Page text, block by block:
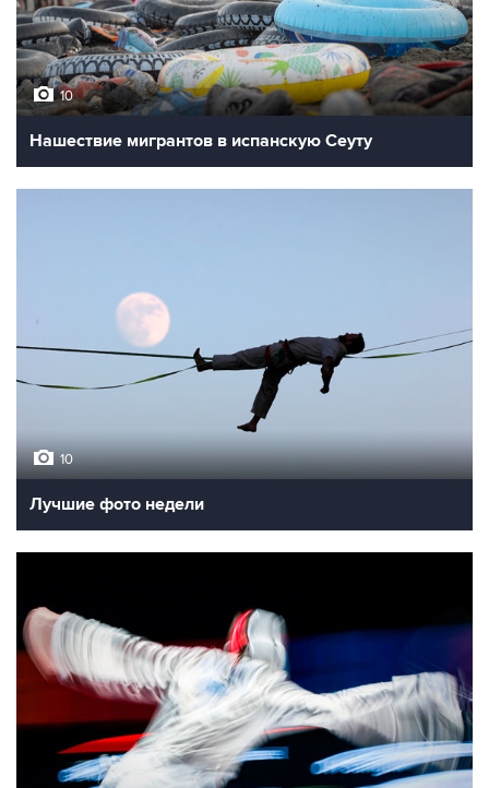
10
Нашествие мигрантов в испанскую Сеуту
10
Лучшие фото недели